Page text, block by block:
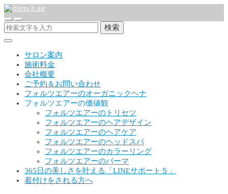
検索
サロン案内
施術料金
会社概要
ご予約＆お問い合わせ
フォルツエアーのオーガニックヘナ
フォルツエアーの価値観
フォルツエアーのトリセツ
フォルツエアーのヘアデザイン
フォルツエアーのヘアケア
フォルツエアーのヘッドスパ
フォルツエアーのカラーリング
フォルツエアーのパーマ
365日の美しさを叶える「LINEサポート５」
着付けをされる方へ